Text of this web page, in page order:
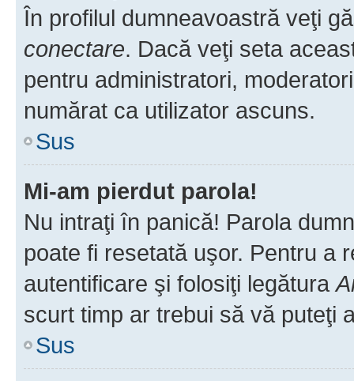
În profilul dumneavoastră veţi
conectare. Dacă veţi seta
pentru administratori,
numărat ca utilizator ascuns.
Sus
Mi-am pierdut parola!
Nu intraţi în panică! Parola
poate fi resetată uşor. Pentru a
autentificare şi folosiţi legătura
scurt timp ar trebui să vă puteţi
Sus